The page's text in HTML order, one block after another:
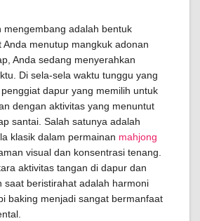
mengembang adalah bentuk
Anda menutup mangkuk adonan
Anda sedang menyerahkan
Di sela-sela waktu tunggu yang
dapur yang memilih untuk
dengan aktivitas yang menuntut
santai. Salah satunya adalah
klasik dalam permainan mahjong
visual dan konsentrasi tenang.
aktivitas tangan di dapur dan
saat beristirahat adalah harmoni
baking menjadi sangat bermanfaat